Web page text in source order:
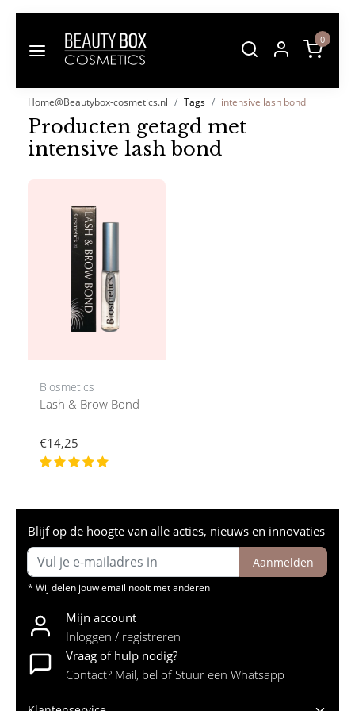
0
Home@Beautybox-cosmetics.nl Tags intensive lash bond
Producten getagd met
intensive lash bond
Biosmetics
Lash & Brow Bond
€14,25
Blijf op de hoogte van alle acties, nieuws en innovaties
Aanmelden
* Wij delen jouw email nooit met anderen
Mijn account
Inloggen / registreren
Vraag of hulp nodig?
Contact? Mail, bel of Stuur een Whatsapp